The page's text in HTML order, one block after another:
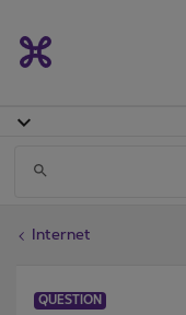
Internet
QUESTION